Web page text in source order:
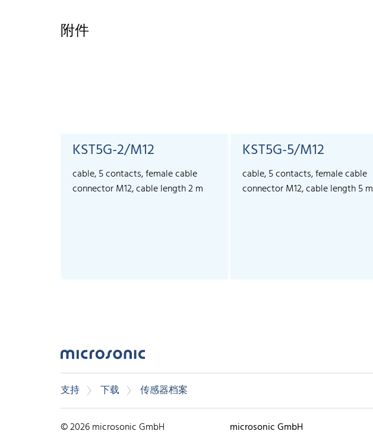
附件
KST5G-2/M12
cable, 5 contacts, female cable
connector M12, cable length 2 m
KST5G-5/M12
cable, 5 contacts, female cable
connector M12, cable length 5 m
支持 下载 传感器档案
© 2026 microsonic GmbH microsonic GmbH